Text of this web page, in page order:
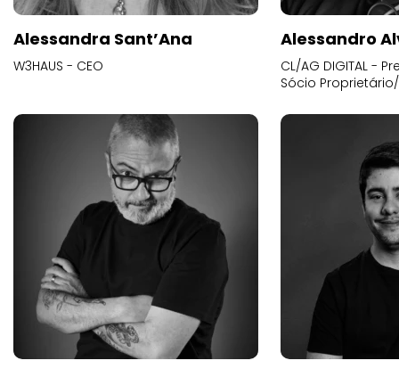
Alessandra Sant’Ana
W3HAUS - CEO
Alessandro
CL/AG DIGITAL -
Sócio